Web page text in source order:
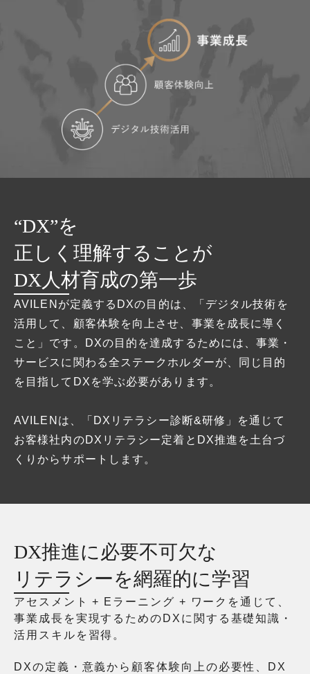
“DX”を
正しく理解することが
DX人材育成の第一歩
AVILENが定義するDXの目的は、「デジタル技術を
活用して、顧客体験を向上させ、事業を成長に導く
こと」です。DXの目的を達成するためには、事業・
サービスに関わる全ステークホルダーが、同じ目的
を目指してDXを学ぶ必要があります。
AVILENは、「DXリテラシー診断&研修」を通じて
お客様社内のDXリテラシー定着とDX推進を土台づ
くりからサポートします。
DX推進に必要不可欠な
リテラシーを網羅的に学習
アセスメント + Eラーニング + ワークを通じて、
事業成長を実現するためのDXに関する基礎知識・
活用スキルを習得。
DXの定義・意義から顧客体験向上の必要性、DX